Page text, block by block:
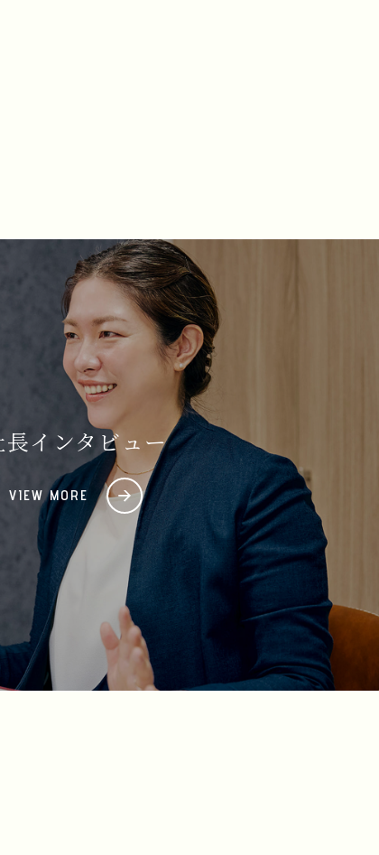
長インタビュー
VIEW MORE